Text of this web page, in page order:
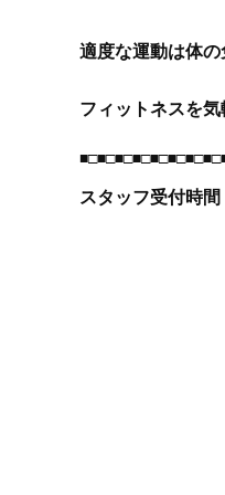
適度な運動は体の
フィットネスを気
スタッフ受付